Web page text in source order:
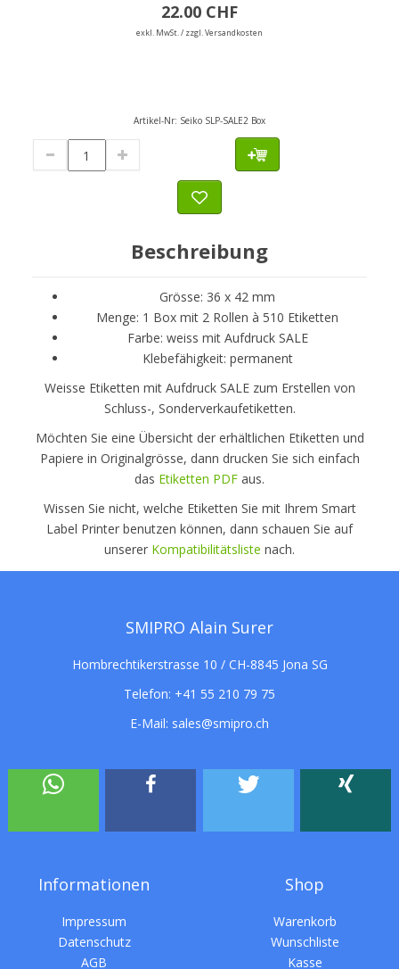
22.00 CHF
exkl. MwSt. / zzgl. Versandkosten
Artikel-Nr: Seiko SLP-SALE2 Box
Beschreibung
Grösse: 36 x 42 mm
Menge: 1 Box mit 2 Rollen à 510 Etiketten
Farbe: weiss mit Aufdruck SALE
Klebefähigkeit: permanent
Weisse Etiketten mit Aufdruck SALE zum Erstellen von
Schluss-, Sonderverkaufetiketten.
Möchten Sie eine Übersicht der erhältlichen Etiketten und
Papiere in Originalgrösse, dann drucken Sie sich einfach
das Etiketten PDF aus.
Wissen Sie nicht, welche Etiketten Sie mit Ihrem Smart
Label Printer benutzen können, dann schauen Sie auf
unserer Kompatibilitätsliste nach.
SMIPRO Alain Surer
Hombrechtikerstrasse 10 / CH-8845 Jona SG
Telefon: +41 55 210 79 75
E-Mail: sales@smipro.ch
Informationen
Impressum
Datenschutz
AGB
Shop
Warenkorb
Wunschliste
Kasse